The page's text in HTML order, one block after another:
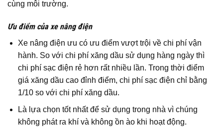
cùng môi trường.
Ưu điểm của xe nâng điện
Xe nâng điện ưu có ưu điểm vượt trội về chi phí vận
hành. So với chi phí xăng dầu sử dụng hàng ngày thì
chi phí sạc điện rẻ hơn rất nhiều lần. Trong thời điểm
giá xăng dầu cao đỉnh điểm, chi phí sạc điện chỉ bằng
1/10 so với chi phí xăng dầu.
Là lựa chọn tốt nhất để sử dụng trong nhà vì chúng
không phát ra khí và không ồn ào khi hoạt động.